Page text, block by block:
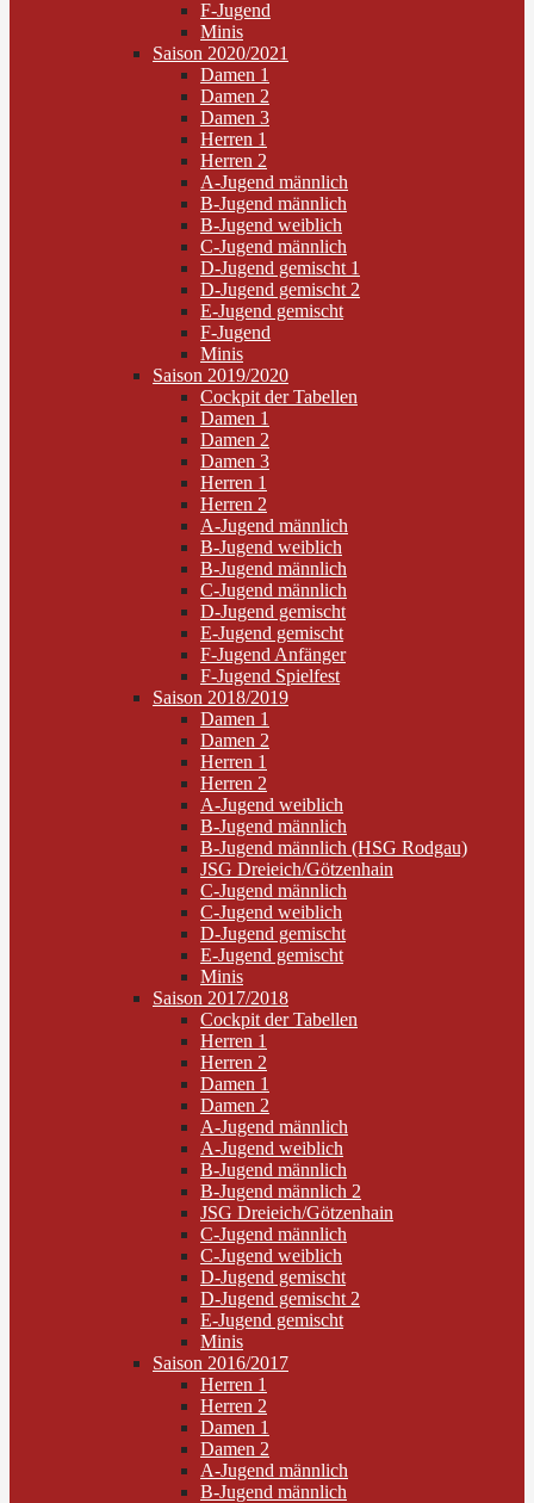
F-Jugend
Minis
Saison 2020/2021
Damen 1
Damen 2
Damen 3
Herren 1
Herren 2
A-Jugend männlich
B-Jugend männlich
B-Jugend weiblich
C-Jugend männlich
D-Jugend gemischt 1
D-Jugend gemischt 2
E-Jugend gemischt
F-Jugend
Minis
Saison 2019/2020
Cockpit der Tabellen
Damen 1
Damen 2
Damen 3
Herren 1
Herren 2
A-Jugend männlich
B-Jugend weiblich
B-Jugend männlich
C-Jugend männlich
D-Jugend gemischt
E-Jugend gemischt
F-Jugend Anfänger
F-Jugend Spielfest
Saison 2018/2019
Damen 1
Damen 2
Herren 1
Herren 2
A-Jugend weiblich
B-Jugend männlich
B-Jugend männlich (HSG Rodgau)
JSG Dreieich/Götzenhain
C-Jugend männlich
C-Jugend weiblich
D-Jugend gemischt
E-Jugend gemischt
Minis
Saison 2017/2018
Cockpit der Tabellen
Herren 1
Herren 2
Damen 1
Damen 2
A-Jugend männlich
A-Jugend weiblich
B-Jugend männlich
B-Jugend männlich 2
JSG Dreieich/Götzenhain
C-Jugend männlich
C-Jugend weiblich
D-Jugend gemischt
D-Jugend gemischt 2
E-Jugend gemischt
Minis
Saison 2016/2017
Herren 1
Herren 2
Damen 1
Damen 2
A-Jugend männlich
B-Jugend männlich